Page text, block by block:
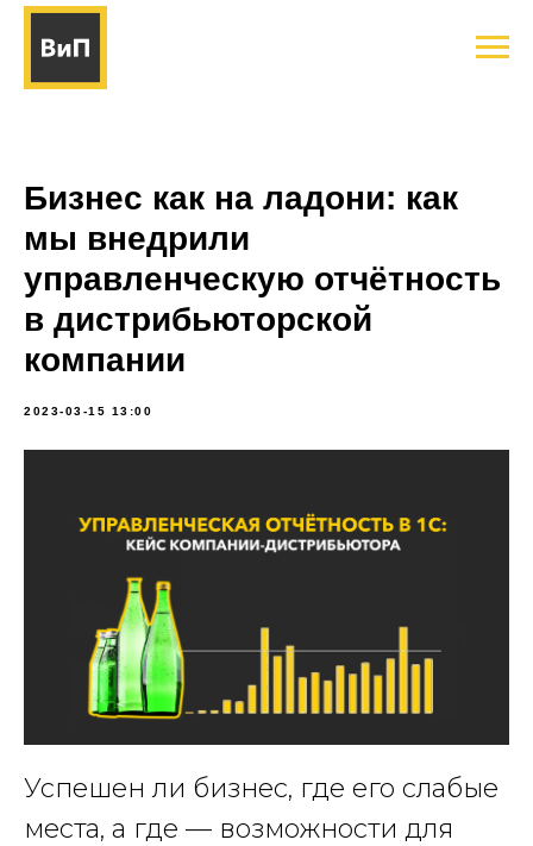
Бизнес как на ладони: как
мы внедрили
управленческую отчётность
в дистрибьюторской
компании
2023-03-15 13:00
Успешен ли бизнес, где его слабые
места, а где — возможности для